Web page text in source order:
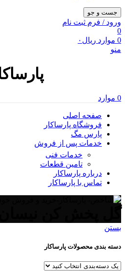
جست و جو
ورود / فرم ثبت نام
0
0 موارد ریال ۰
منو
0 موارد
صفحه اصلی
فروشگاه پارساکار
پارس مگ
خدمات پس از فروش
خدمات فنی
تامین قطعات
درباره پارساکار
تماس با پارساکار
بستن
دسته بندی محصولات پارساکار